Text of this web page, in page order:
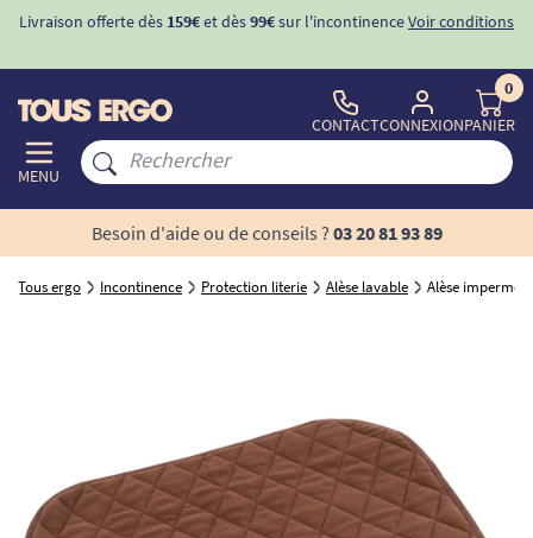
Livraison offerte dès 159€et dès99€sur l'incontinenceVoir conditions
MENU
CONTACTCONNEXION
0
PANIER
Besoin d'aide ou de conseils ? 03 20 81 93 89
Tous ergo Incontinence Protection literie Alèse lavable Alèse